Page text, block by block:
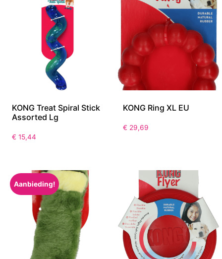
KONG Treat Spiral Stick
Assorted Lg
€ 15,44
KONG Ring XL EU
€ 29,69
Aanbieding!